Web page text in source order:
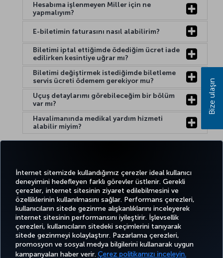
İnternet sitemizde kullandığımız çerezler ideal kullanıcı
deneyimini hedefleyen farklı görevler üstlenir. Gerekli
çerezler, internet sitesinin ziyaret edilebilmesini ve
özelliklerinin kullanılmasını sağlar. Performans çerezleri,
kullanıcıların sitede gezinme alışkanlıklarını inceleyerek
internet sitesinin performansını iyileştirir. İşlevsellik
çerezleri, kullanıcıların sitedeki seçimlerini tanıyarak
sitede gezinmeyi kolaylaştırır. Pazarlama çerezleri,
promosyon ve sosyal medya bilgilerini kullanarak uygun
kampanyaları haber verir. Çerez politikamızı inceleyin.
Hesabıma işlenmeyen Miller için ne
yapmalıyım?
E-biletimin faturasını nasıl alabilirim?
Biletimi iptal ettiğimde ödediğim ücret iade
edilirken kesintiye uğrar mı?
Biletimi değiştirmek istediğimde biletleme
servis ücreti ödemem gerekiyor mu?
Uçuş detaylarımı görebileceğim bir bölüm
var mı?
Havalimanında medikal yardım hizmeti
alabilir miyim?
TwitterFacebook
Instagram
YoutubeLinkedIn
TiktokBlogPinterest
BİLET
AL VE
YÖNET
DENEYİM
FIRSATLAR
VE UÇUŞ
NOKTALARI
POPÜLER
UÇUŞLAR
YARDIM
AIRLINES
HOLIDAYS
Bize ulaşın